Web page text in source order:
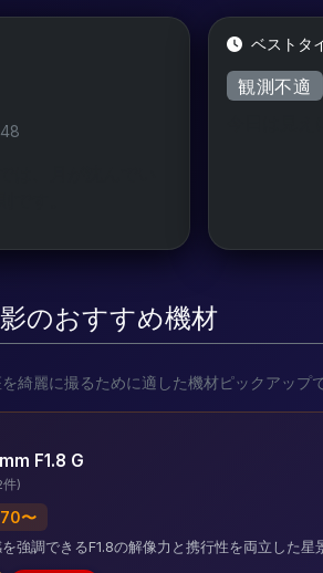
ベストタ
観測不適
のおすすめ機材
綺麗に撮るために適した機材ピックアップで
F1.8 G
件)
〜
強調できるF1.8の解像力と携行性を両立した星